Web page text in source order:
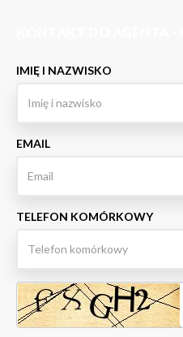
IMIĘ I NAZWISKO
EMAIL
TELEFON KOMÓRKOWY